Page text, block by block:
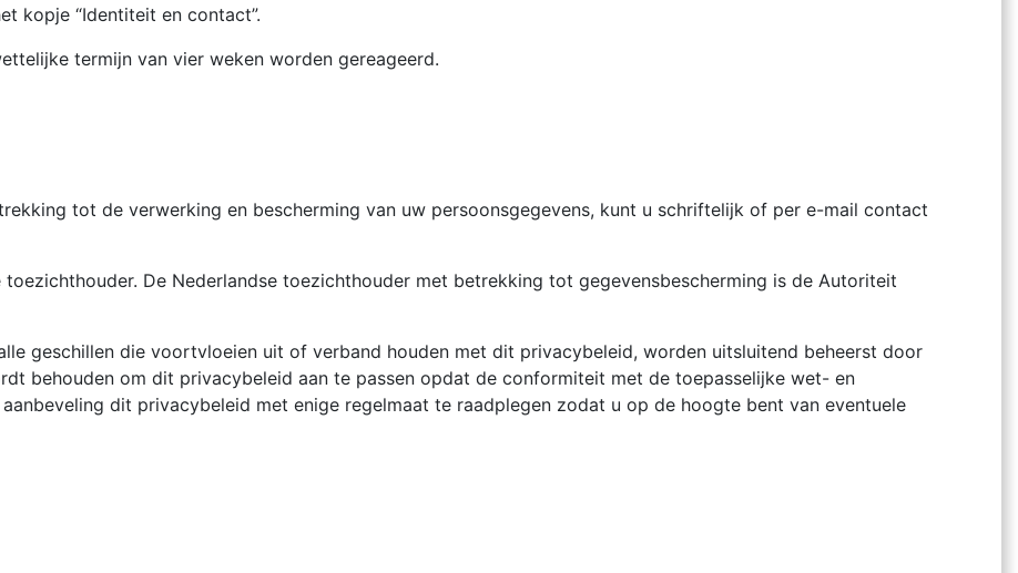
kopje “Identiteit en contact”.
termijn van vier weken worden gereageerd.
tot de verwerking en bescherming van uw persoonsgegevens, kunt u schriftelijk of per e-mail contact
De Nederlandse toezichthouder met betrekking tot gegevensbescherming is de Autoriteit
geschillen die voortvloeien uit of verband houden met dit privacybeleid, worden uitsluitend beheerst door
behouden om dit privacybeleid aan te passen opdat de conformiteit met de toepasselijke wet- en
dit privacybeleid met enige regelmaat te raadplegen zodat u op de hoogte bent van eventuele